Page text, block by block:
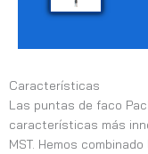
Características
Las puntas de faco
características más
MST. Hemos